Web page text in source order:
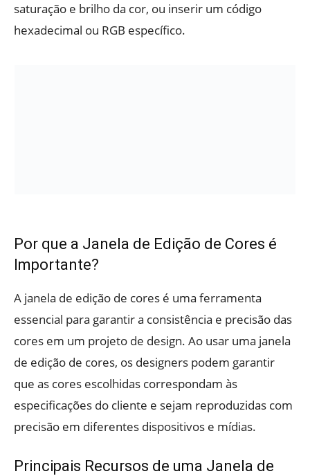
saturação e brilho da cor, ou inserir um código
hexadecimal ou RGB específico.
Por que a Janela de Edição de Cores é
Importante?
A janela de edição de cores é uma ferramenta
essencial para garantir a consistência e precisão das
cores em um projeto de design. Ao usar uma janela
de edição de cores, os designers podem garantir
que as cores escolhidas correspondam às
especificações do cliente e sejam reproduzidas com
precisão em diferentes dispositivos e mídias.
Principais Recursos de uma Janela de